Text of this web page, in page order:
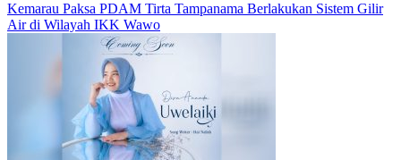
Kemarau Paksa PDAM Tirta Tampanama Berlakukan Sistem Gilir
Air di Wilayah IKK Wawo